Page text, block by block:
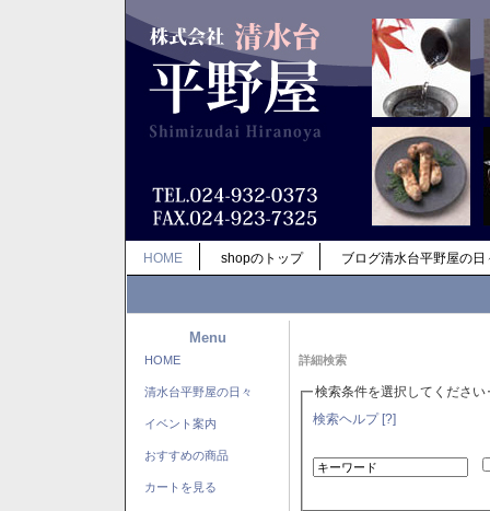
HOME shopのトップ ブログ清水台平野屋の日
Menu
HOME
清水台平野屋の日々
イベント案内
おすすめの商品
カートを見る
詳細検索
検索条件を選択してください
検索ヘルプ [?]